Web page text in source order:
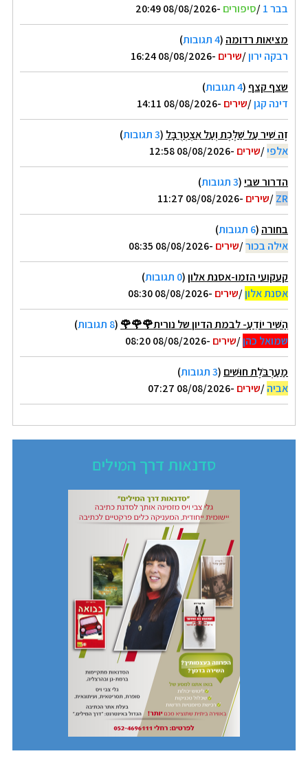
בבר 1
/סיפורים -08/08/2026 20:49
מציאות רדומה (4 תגובות
)
רבקה ירון/שירים -08/08/2026 16:24
שצף קצף (4 תגובות
)
דינה קגן/שירים -08/08/2026 14:11
זֶה שִׁיר עַל שַׁלֶּכֶת וְעַל אִצְטְרֻבָּל (3 תגובות
)
אלפי/שירים -08/08/2026 12:58
הדרור שבי(3 תגובות
)
ZR
/שירים -08/08/2026 11:27
בחורה (6 תגובות
)
אילה בכור/שירים -08/08/2026 08:35
קעקועי הזמו-אסנת אלון(0 תגובות
)
אסנת אלון/שירים -08/08/2026 08:30
הַשִּׁיר יוֹדֵעַ- לבמת הדיון של נורית🌹🌹🌹 (8 תגובות
)
שמואל כהן/שירים -08/08/2026 08:20
מַעַרְבֹּלֶת חוּשִׁים (3 תגובות
)
אביה/שירים -08/08/2026 07:27
סדנאות דרך המילים